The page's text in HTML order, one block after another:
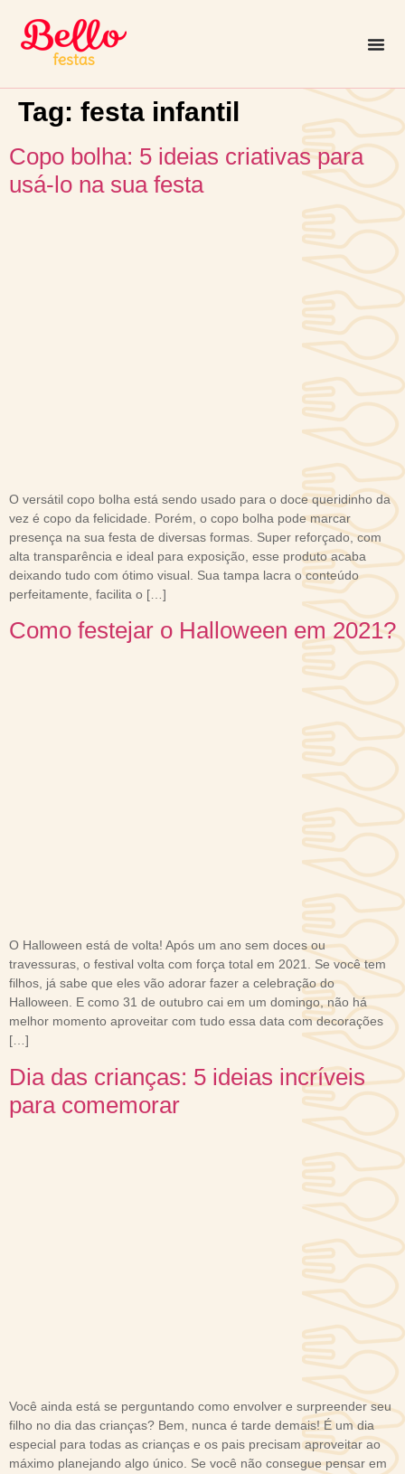
Tag: festa infantil
Copo bolha: 5 ideias criativas para
usá-lo na sua festa
O versátil copo bolha está sendo usado para o doce queridinho da
vez é copo da felicidade. Porém, o copo bolha pode marcar
presença na sua festa de diversas formas. Super reforçado, com
alta transparência e ideal para exposição, esse produto acaba
deixando tudo com ótimo visual. Sua tampa lacra o conteúdo
perfeitamente, facilita o […]
Como festejar o Halloween em 2021?
O Halloween está de volta! Após um ano sem doces ou
travessuras, o festival volta com força total em 2021. Se você tem
filhos, já sabe que eles vão adorar fazer a celebração do
Halloween. E como 31 de outubro cai em um domingo, não há
melhor momento aproveitar com tudo essa data com decorações
[…]
Dia das crianças: 5 ideias incríveis
para comemorar
Você ainda está se perguntando como envolver e surpreender seu
filho no dia das crianças? Bem, nunca é tarde demais! É um dia
especial para todas as crianças e os pais precisam aproveitar ao
máximo planejando algo único. Se você não consegue pensar em